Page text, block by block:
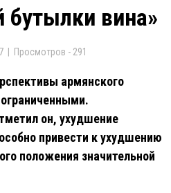
бутылки вина»
| Просмотров - 291
армянского
он, ухудшение
привести к ухудшению
положения значительной